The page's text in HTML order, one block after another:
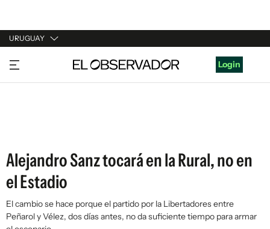
URUGUAY
URUGUAY
ARGENTINA
Login
Alejandro Sanz tocará en la Rural, no en
el Estadio
El cambio se hace porque el partido por la Libertadores entre
Peñarol y Vélez, dos días antes, no da suficiente tiempo para armar